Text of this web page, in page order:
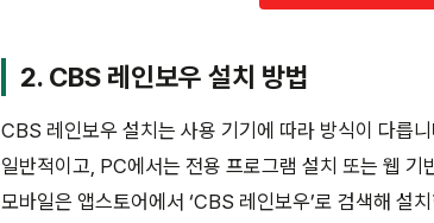
2. CBS 레인보우 설치 방법
CBS 레인보우 설치는 사용 기기에 따라 방식이 다릅
일반적이고, PC에서는 전용 프로그램 설치 또는 웹
모바일은 앱스토어에서 ‘CBS 레인보우’로 검색해 설